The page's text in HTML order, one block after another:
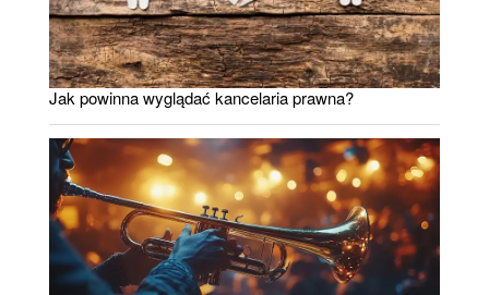
Jak powinna wyglądać kancelaria prawna?